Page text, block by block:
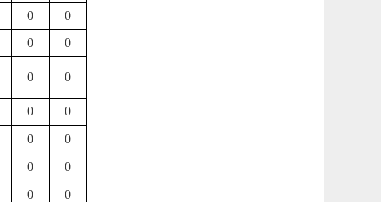
0 0
0 0
0 0
0 0
0 0
0 0
0 0